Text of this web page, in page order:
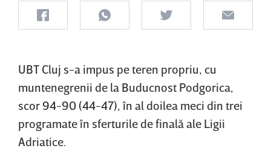
UBT Cluj s-a impus pe teren propriu, cu
muntenegrenii de la Buducnost Podgorica,
scor 94-90 (44-47), în al doilea meci din trei
programate în sferturile de finală ale Ligii
Adriatice.